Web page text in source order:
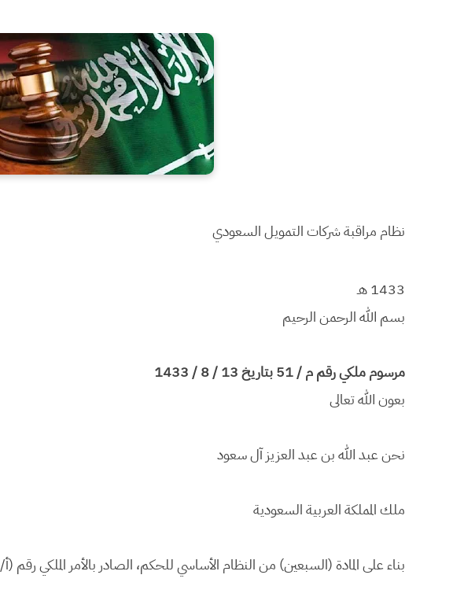
نظام مراقبة شركات التمويل السعودي
1433 هـ
بسم الله الرحمن الرحيم
مرسوم ملكي رقم م / 51 بتاريخ 13 / 8 / 1433
بعون الله تعالى
نحن عبد الله بن عبد العزيز آل سعود
ملك المملكة العربية السعودية
بناء على المادة (السبعين) من النظام الأساسي للحكم، الصادر بالأمر الملكي رقم (أ/٩٠) بتاريخ ٢٧/ ٨ /١٤١٢هـ.